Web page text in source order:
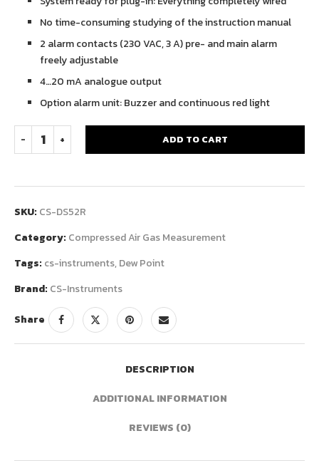
No time-consuming studying of the instruction manual
2 alarm contacts (230 VAC, 3 A) pre- and main alarm
freely adjustable
4…20 mA analogue output
Option alarm unit: Buzzer and continuous red light
ADD TO CART
SKU: CS-DS52R
Category: Compressed Air Gas Measurement
Tags: cs-instruments,Dew Point
Brand: CS-Instruments
Share
DESCRIPTION
ADDITIONAL INFORMATION
REVIEWS (0)